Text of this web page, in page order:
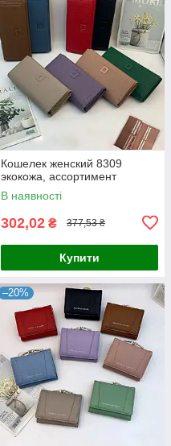
Кошелек женский 8309
экокожа, ассортимент
В наявності
302,02 ₴ 377,53 ₴
Купити
–20%